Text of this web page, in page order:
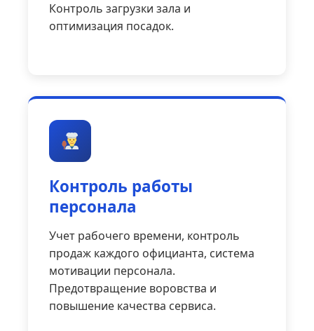
Контроль загрузки зала и
оптимизация посадок.
Контроль работы
персонала
Учет рабочего времени, контроль
продаж каждого официанта, система
мотивации персонала.
Предотвращение воровства и
повышение качества сервиса.